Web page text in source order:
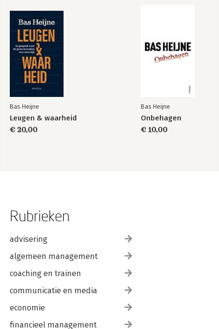
Bas Heijne
Leugen & waarheid
€ 20,00
Bas Heijne
Onbehagen
€ 10,00
Rubrieken
advisering
algemeen management
coaching en trainen
communicatie en media
economie
financieel management